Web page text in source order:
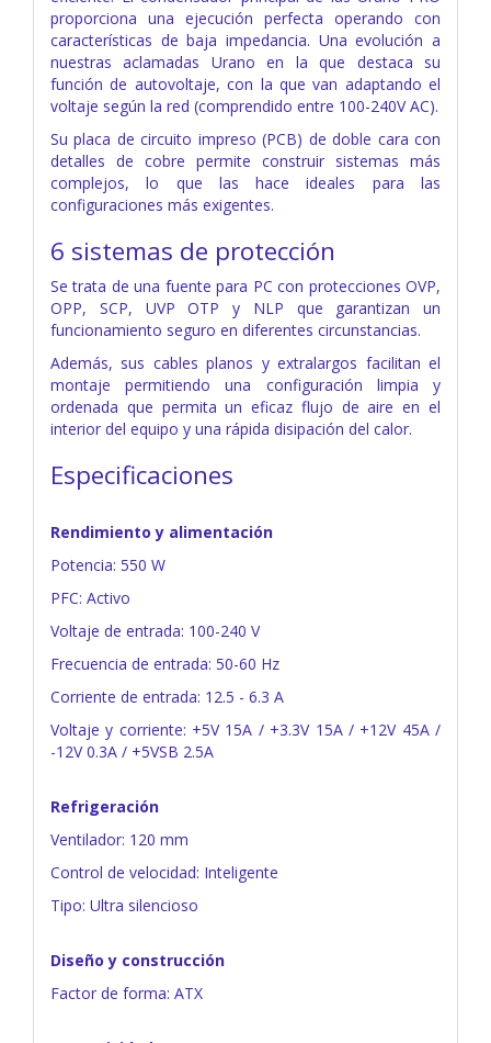
proporciona una ejecución perfecta operando con
características de baja impedancia. Una evolución a
nuestras aclamadas Urano en la que destaca su
función de autovoltaje, con la que van adaptando el
voltaje según la red (comprendido entre 100-240V AC).
Su placa de circuito impreso (PCB) de doble cara con
detalles de cobre permite construir sistemas más
complejos, lo que las hace ideales para las
configuraciones más exigentes.
6 sistemas de protección
Se trata de una fuente para PC con protecciones OVP,
OPP, SCP, UVP OTP y NLP que garantizan un
funcionamiento seguro en diferentes circunstancias.
Además, sus cables planos y extralargos facilitan el
montaje permitiendo una configuración limpia y
ordenada que permita un eficaz flujo de aire en el
interior del equipo y una rápida disipación del calor.
Especificaciones
Rendimiento y alimentación
Potencia: 550 W
PFC: Activo
Voltaje de entrada: 100-240 V
Frecuencia de entrada: 50-60 Hz
Corriente de entrada: 12.5 - 6.3 A
Voltaje y corriente: +5V 15A / +3.3V 15A / +12V 45A /
-12V 0.3A / +5VSB 2.5A
Refrigeración
Ventilador: 120 mm
Control de velocidad: Inteligente
Tipo: Ultra silencioso
Diseño y construcción
Factor de forma: ATX